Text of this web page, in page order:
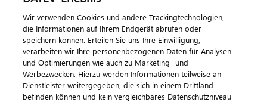
Wir verwenden Cookies und andere Trackingtechnologien,
die Informationen auf Ihrem Endgerät abrufen oder
speichern können. Erteilen Sie uns Ihre Einwilligung,
verarbeiten wir Ihre personenbezogenen Daten für Analysen
und Optimierungen wie auch zu Marketing- und
Werbezwecken. Hierzu werden Informationen teilweise an
Dienstleister weitergegeben, die sich in einem Drittland
befinden können und kein vergleichbares Datenschutzniveau